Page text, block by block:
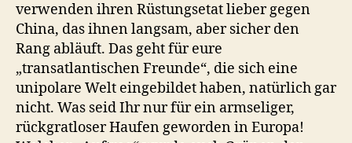
verwenden ihren Rüstungsetat lieber gegen
China, das ihnen langsam, aber sicher den
Rang abläuft. Das geht für eure
„transatlantischen Freunde“, die sich eine
unipolare Welt eingebildet haben, natürlich gar
nicht. Was seid Ihr nur für ein armseliger,
rückgratloser Haufen geworden in Europa!